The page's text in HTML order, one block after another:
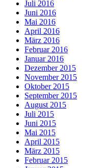
Juli 2016
Juni 2016
Mai 2016
April 2016
März 2016
Februar 2016
Januar 2016
Dezember 2015
November 2015
Oktober 2015
September 2015
August 2015
Juli 2015
Juni 2015
Mai 2015
April 2015
März 2015
Februar 2015